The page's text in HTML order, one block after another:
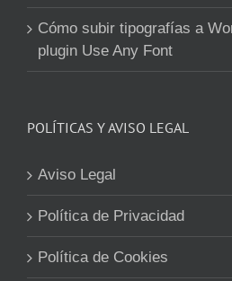
Cómo subir tipografías a
plugin Use Any Font
POLÍTICAS Y AVISO LEGAL
Aviso Legal
Política de Privacidad
Política de Cookies